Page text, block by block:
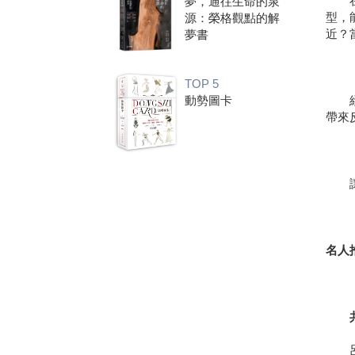
源：榮格觀點的解
夢書
TOP 5
動勢圖卡
型，
近？
經
帶來
讓
名人
共
呂